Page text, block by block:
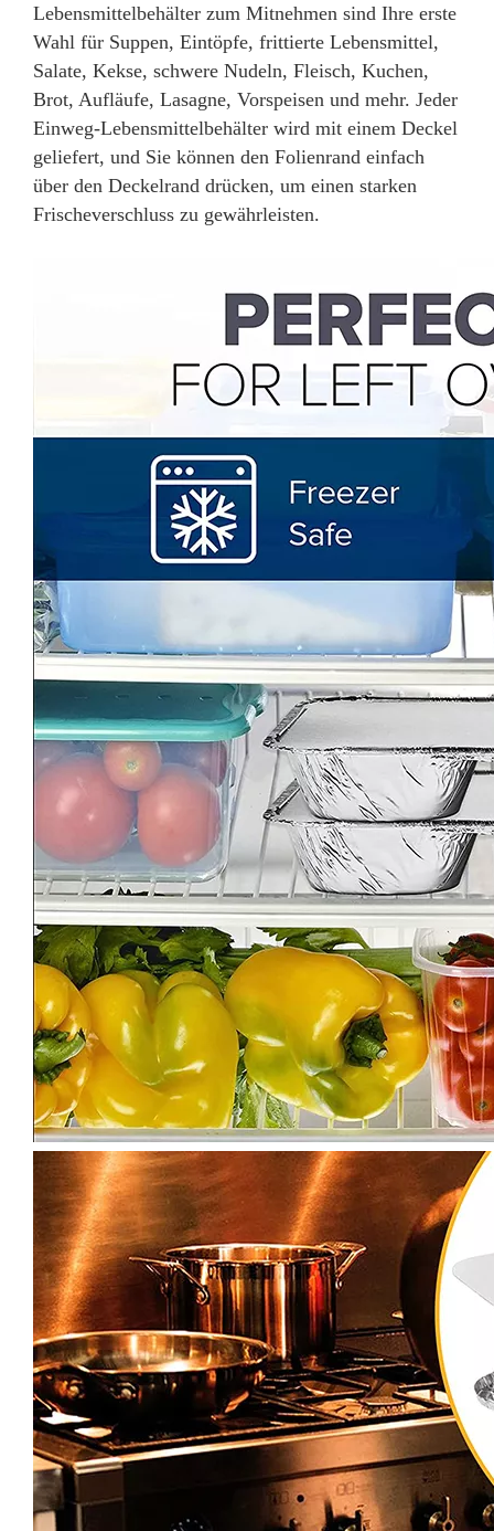
Lebensmittelbehälter zum Mitnehmen sind Ihre erste
Wahl für Suppen, Eintöpfe, frittierte Lebensmittel,
Salate, Kekse, schwere Nudeln, Fleisch, Kuchen,
Brot, Aufläufe, Lasagne, Vorspeisen und mehr. Jeder
Einweg-Lebensmittelbehälter wird mit einem Deckel
geliefert, und Sie können den Folienrand einfach
über den Deckelrand drücken, um einen starken
Frischeverschluss zu gewährleisten.